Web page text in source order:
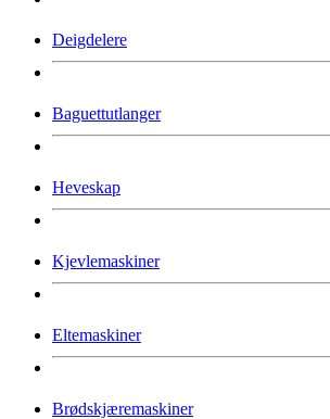
Deigdelere
Baguettutlanger
Heveskap
Kjevlemaskiner
Eltemaskiner
Brødskjæremaskiner